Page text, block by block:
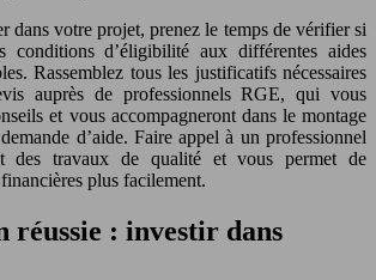
dans votre projet, prenez le temps de vérifier si
conditions d’éligibilité aux différentes aides
Rassemblez tous les justificatifs nécessaires
auprès de professionnels RGE, qui vous
et vous accompagneront dans le montage
d’aide. Faire appel à un professionnel
des travaux de qualité et vous permet de
plus facilement.
réussie : investir dans